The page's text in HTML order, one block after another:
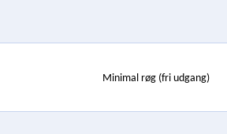
Minimal røg (fri udgang)